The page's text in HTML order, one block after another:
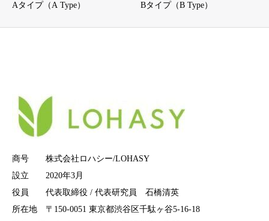
Aタイプ（A Type） Bタイプ（B Type）
商号 株式会社ロハシー/LOHASY
設立 2020年3月
役員 代表取締役 / 代表研究員 石橋清英
所在地 〒150-0051 東京都渋谷区千駄ヶ谷5-16-18